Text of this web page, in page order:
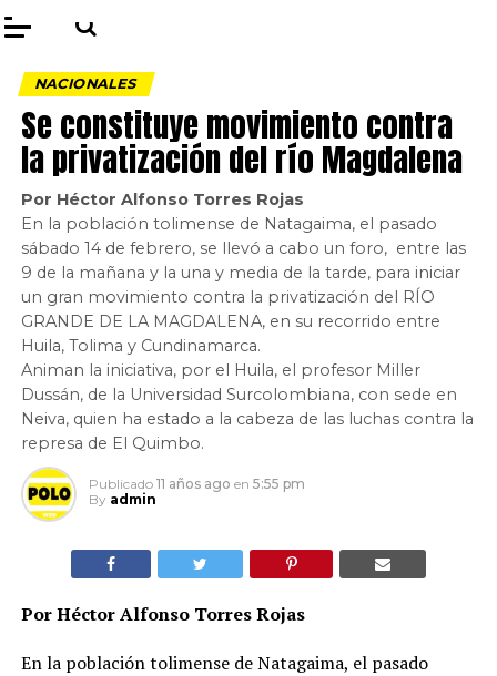
NACIONALES
Se constituye movimiento contra
la privatización del río Magdalena
Por Héctor Alfonso Torres Rojas
En la población tolimense de Natagaima, el pasado
sábado 14 de febrero, se llevó a cabo un foro, entre las
9 de la mañana y la una y media de la tarde, para iniciar
un gran movimiento contra la privatización del RÍO
GRANDE DE LA MAGDALENA, en su recorrido entre
Huila, Tolima y Cundinamarca.
Animan la iniciativa, por el Huila, el profesor Miller
Dussán, de la Universidad Surcolombiana, con sede en
Neiva, quien ha estado a la cabeza de las luchas contra la
represa de El Quimbo.
Publicado 11 años ago en 5:55 pm
By admin
Por Héctor Alfonso Torres Rojas
En la población tolimense de Natagaima, el pasado